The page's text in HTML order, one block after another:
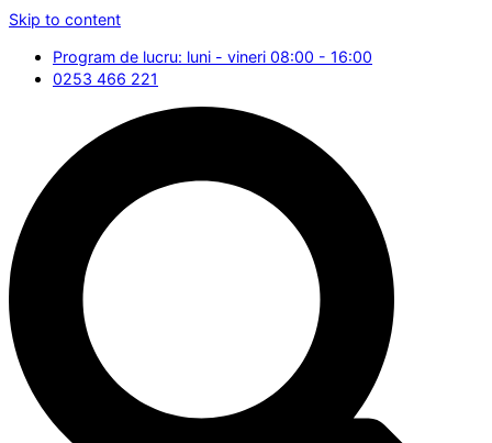
Skip to content
Program de lucru: luni - vineri 08:00 - 16:00
0253 466 221